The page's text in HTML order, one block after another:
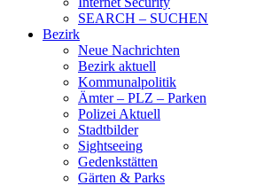
SEARCH – SUCHEN
Bezirk
Neue Nachrichten
Bezirk aktuell
Kommunalpolitik
Ämter – PLZ – Parken
Polizei Aktuell
Stadtbilder
Sightseeing
Gedenkstätten
Gärten & Parks